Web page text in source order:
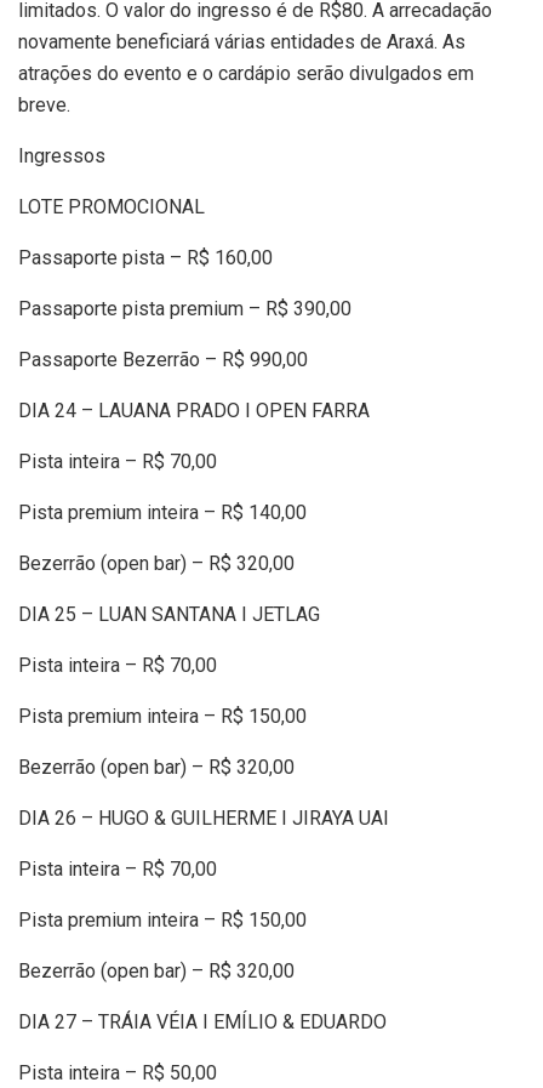
limitados. O valor do ingresso é de R$80. A arrecadação
novamente beneficiará várias entidades de Araxá. As
atrações do evento e o cardápio serão divulgados em
breve.
Ingressos
LOTE PROMOCIONAL
Passaporte pista – R$ 160,00
Passaporte pista premium – R$ 390,00
Passaporte Bezerrão – R$ 990,00
DIA 24 – LAUANA PRADO I OPEN FARRA
Pista inteira – R$ 70,00
Pista premium inteira – R$ 140,00
Bezerrão (open bar) – R$ 320,00
DIA 25 – LUAN SANTANA I JETLAG
Pista inteira – R$ 70,00
Pista premium inteira – R$ 150,00
Bezerrão (open bar) – R$ 320,00
DIA 26 – HUGO & GUILHERME I JIRAYA UAI
Pista inteira – R$ 70,00
Pista premium inteira – R$ 150,00
Bezerrão (open bar) – R$ 320,00
DIA 27 – TRÁIA VÉIA I EMÍLIO & EDUARDO
Pista inteira – R$ 50,00